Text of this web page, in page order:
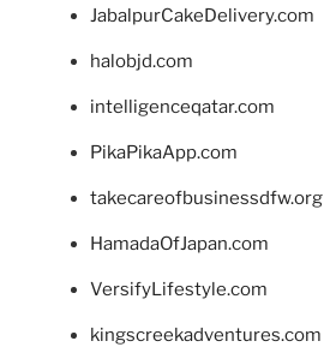
JabalpurCakeDelivery.com
halobjd.com
intelligenceqatar.com
PikaPikaApp.com
takecareofbusinessdfw.org
HamadaOfJapan.com
VersifyLifestyle.com
kingscreekadventures.com